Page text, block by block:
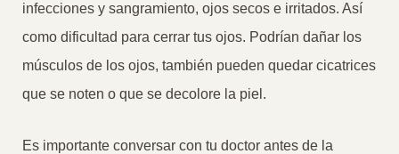
infecciones y sangramiento, ojos secos e irritados. Así
como dificultad para cerrar tus ojos. Podrían dañar los
músculos de los ojos, también pueden quedar cicatrices
que se noten o que se decolore la piel.
Es importante conversar con tu doctor antes de la